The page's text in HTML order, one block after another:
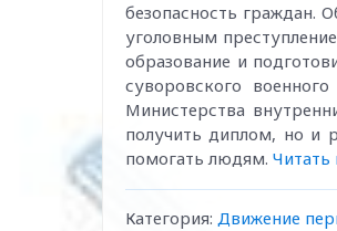
безопасность граждан.
уголовным
образование и
суворовского
Министерства
получить диплом, но и
помогать людям. Читать
Категория: Движение